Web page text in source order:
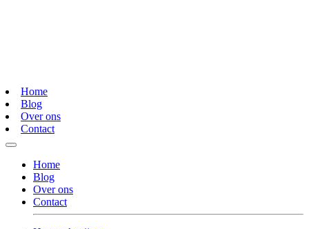
Home
Blog
Over ons
Contact
Home
Blog
Over ons
Contact